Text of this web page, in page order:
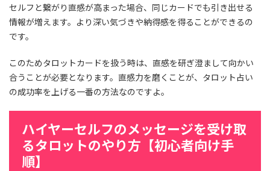
セルフと繋がり直感が高まった場合、同じカードでも引き出せる
情報が増えます。より深い気づきや納得感を得ることができるの
です。
このためタロットカードを扱う時は、直感を研ぎ澄まして向かい
合うことが必要となります。直感力を磨くことが、タロット占い
の成功率を上げる一番の方法なのですよ。
ハイヤーセルフのメッセージを受け取
るタロットのやり方【初心者向け手
順】